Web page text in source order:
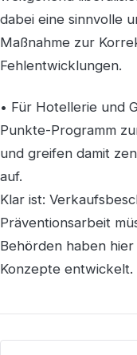
dabei eine sinnvolle
Maßnahme zur
Fehlentwicklungen.
• Für Hotellerie und
Punkte-Programm
und greifen damit
auf.
Klar ist:
Präventionsarbeit
Behörden haben
Konzepte entwickelt.